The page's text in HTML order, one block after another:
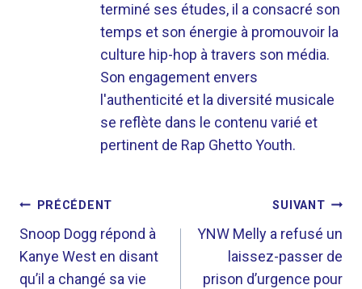
terminé ses études, il a consacré son
temps et son énergie à promouvoir la
culture hip-hop à travers son média.
Son engagement envers
l'authenticité et la diversité musicale
se reflète dans le contenu varié et
pertinent de Rap Ghetto Youth.
NAVIGATION
DE
L’ARTICLE
PRÉCÉDENT
Snoop Dogg répond à
Kanye West en disant
qu’il a changé sa vie
SUIVANT
YNW Melly a refusé un
laissez-passer de
prison d’urgence pour